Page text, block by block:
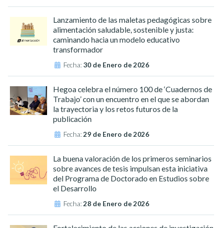
Lanzamiento de las maletas pedagógicas sobre
alimentación saludable, sostenible y justa:
caminando hacia un modelo educativo
transformador
Fecha:30 de Enero de 2026
Hegoa celebra el número 100 de ‘Cuadernos de
Trabajo’ con un encuentro en el que se abordan
la trayectoria y los retos futuros de la
publicación
Fecha:29 de Enero de 2026
La buena valoración de los primeros seminarios
sobre avances de tesis impulsan esta iniciativa
del Programa de Doctorado en Estudios sobre
el Desarrollo
Fecha:28 de Enero de 2026